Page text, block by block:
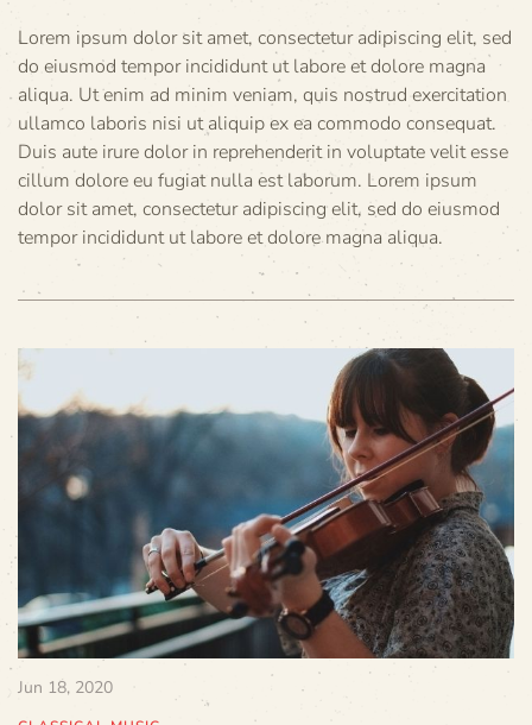
Lorem ipsum dolor sit amet, consectetur adipiscing elit, sed
do eiusmod tempor incididunt ut labore et dolore magna
aliqua. Ut enim ad minim veniam, quis nostrud exercitation
ullamco laboris nisi ut aliquip ex ea commodo consequat.
Duis aute irure dolor in reprehenderit in voluptate velit esse
cillum dolore eu fugiat nulla est laborum. Lorem ipsum
dolor sit amet, consectetur adipiscing elit, sed do eiusmod
tempor incididunt ut labore et dolore magna aliqua.
Jun 18, 2020